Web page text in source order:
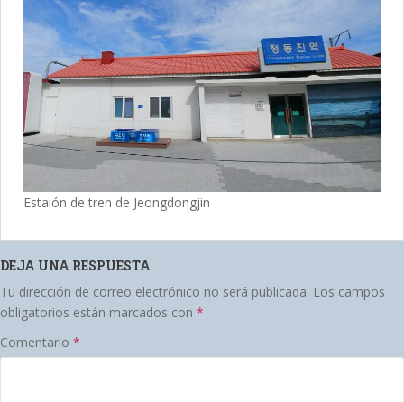
Estaión de tren de Jeongdongjin
DEJA UNA RESPUESTA
Tu dirección de correo electrónico no será publicada. Los campos
obligatorios están marcados con *
Comentario *